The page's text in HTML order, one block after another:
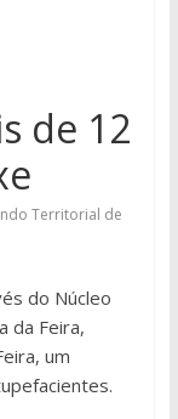
de 12
Territorial de
do Núcleo
da Feira,
um